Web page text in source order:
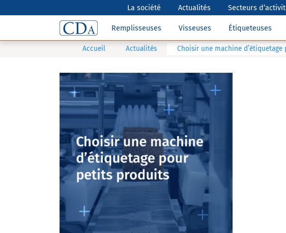
La société Actualités Secteurs
Remplisseuses Visseuses Étiqueteuses
Accueil Actualités Choisir une machine